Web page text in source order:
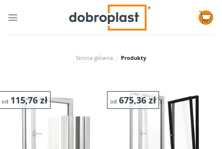
Strona główna / Produkty
od 115,76zł od 675,36zł